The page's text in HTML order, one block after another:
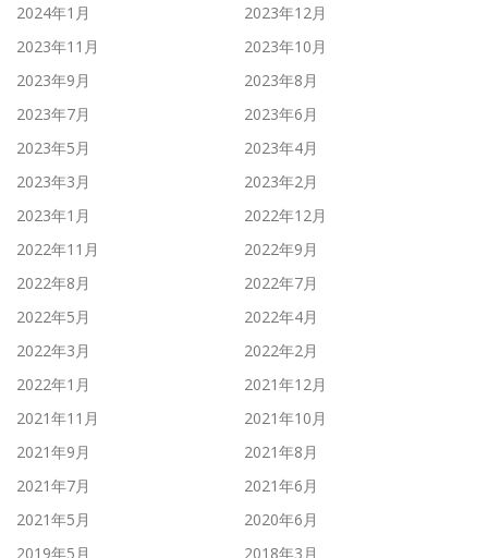
2024年1月
2023年12月
2023年11月
2023年10月
2023年9月
2023年8月
2023年7月
2023年6月
2023年5月
2023年4月
2023年3月
2023年2月
2023年1月
2022年12月
2022年11月
2022年9月
2022年8月
2022年7月
2022年5月
2022年4月
2022年3月
2022年2月
2022年1月
2021年12月
2021年11月
2021年10月
2021年9月
2021年8月
2021年7月
2021年6月
2021年5月
2020年6月
2019年5月
2018年3月